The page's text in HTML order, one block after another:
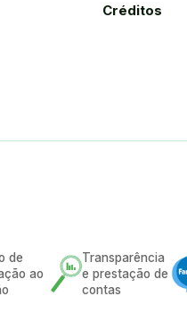
Créditos
de
ao
Transparência
e prestação de
contas